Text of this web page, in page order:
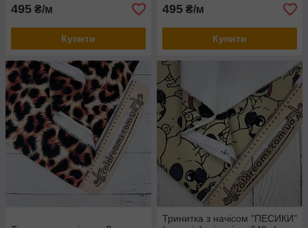
495 ₴/м
Купити
495 ₴/м
Купити
Тринитка з начісом "ПЕСИКИ"